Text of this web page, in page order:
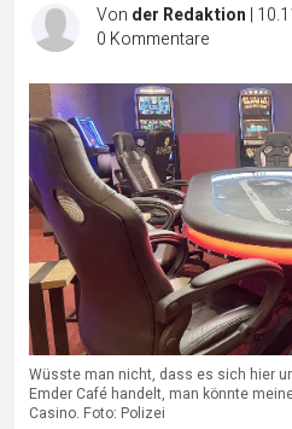
Von der Redaktion |
0 Kommentare
Wüsste man nicht, dass es sich hier
Emder Café handelt, man könnte
Casino. Foto: Polizei